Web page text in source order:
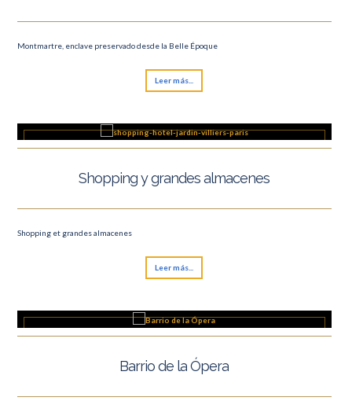
Montmartre, enclave preservado desde la Belle Époque
Leer más...
Shopping y grandes almacenes
Shopping et grandes almacenes
Leer más...
Barrio de la Ópera